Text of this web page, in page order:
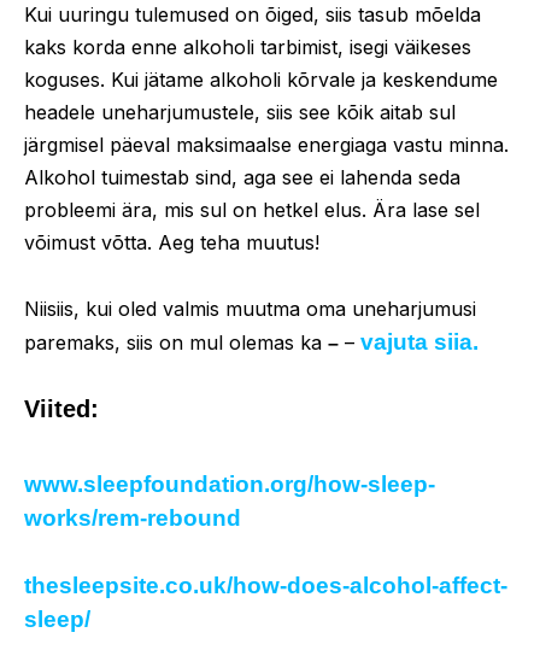
Kui uuringu tulemused on õiged, siis tasub mõelda
kaks korda enne alkoholi tarbimist, isegi väikeses
koguses. Kui jätame alkoholi kõrvale ja keskendume
headele uneharjumustele, siis see kõik aitab sul
järgmisel päeval maksimaalse energiaga vastu minna.
Alkohol tuimestab sind, aga see ei lahenda seda
probleemi ära, mis sul on hetkel elus. Ära lase sel
võimust võtta. Aeg teha muutus!
Niisiis, kui oled valmis muutma oma uneharjumusi
paremaks, siis on mul olemas ka – – vajuta siia.
Viited:
www.sleepfoundation.org/how-sleep-
works/rem-rebound
thesleepsite.co.uk/how-does-alcohol-affect-
sleep/